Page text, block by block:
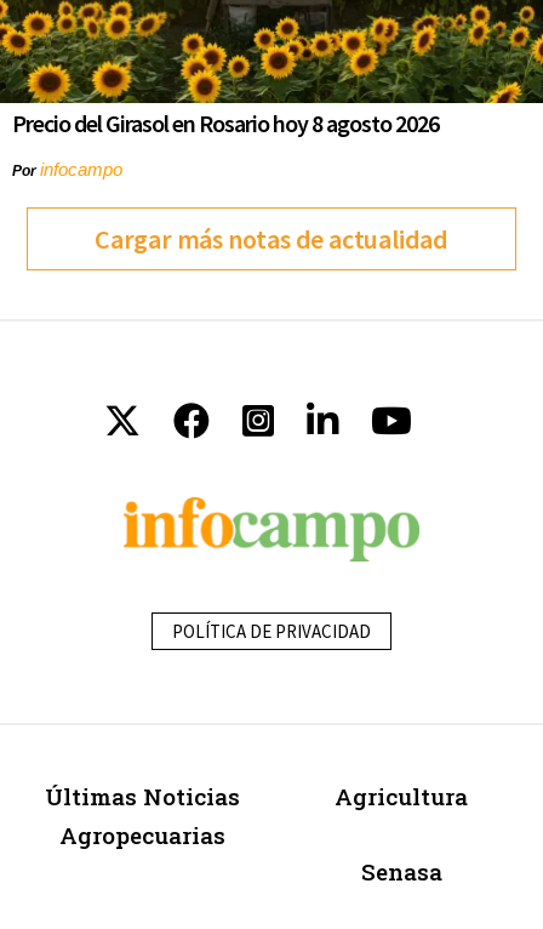
Precio del Girasol en Rosario hoy 8 agosto 2026
Porinfocampo
Cargar más notas de actualidad
POLÍTICA DE PRIVACIDAD
Últimas Noticias
Agropecuarias
Agricultura
Senasa